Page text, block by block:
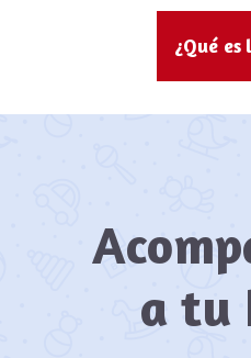
¿Qué es
a tu